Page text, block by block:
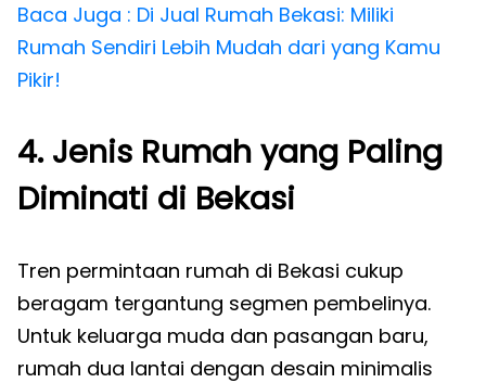
Baca Juga : Di Jual Rumah Bekasi: Miliki
Rumah Sendiri Lebih Mudah dari yang Kamu
Pikir!
4. Jenis Rumah yang Paling
Diminati di Bekasi
Tren permintaan rumah di Bekasi cukup
beragam tergantung segmen pembelinya.
Untuk keluarga muda dan pasangan baru,
rumah dua lantai dengan desain minimalis